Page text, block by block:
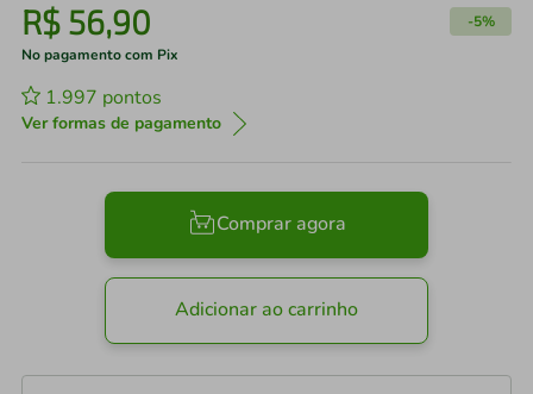
R$ 56,90 -5%
No pagamento com Pix
1.997 pontos
Ver formas de pagamento
Comprar agora
Adicionar ao carrinho